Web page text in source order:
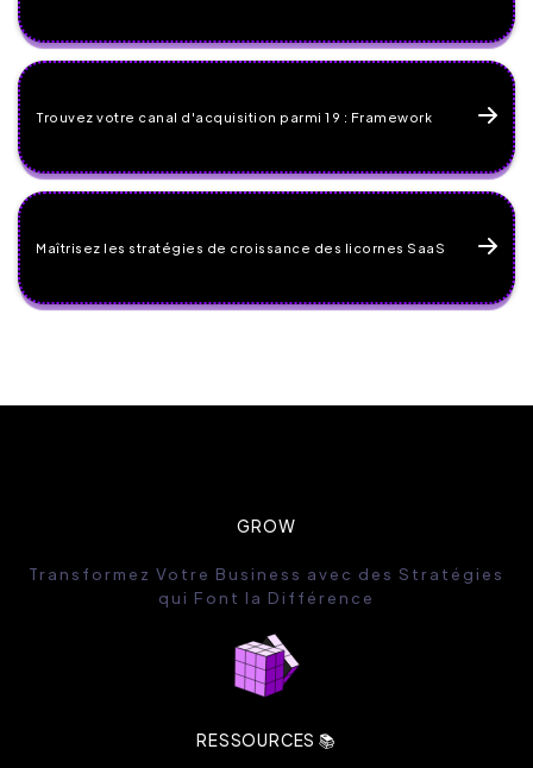
Trouvez votre canal d'acquisition parmi 19 : Framework
Maîtrisez les stratégies de croissance des licornes SaaS
GROW
Transformez Votre Business avec des Stratégies
qui Font la Différence
RESSOURCES 📚